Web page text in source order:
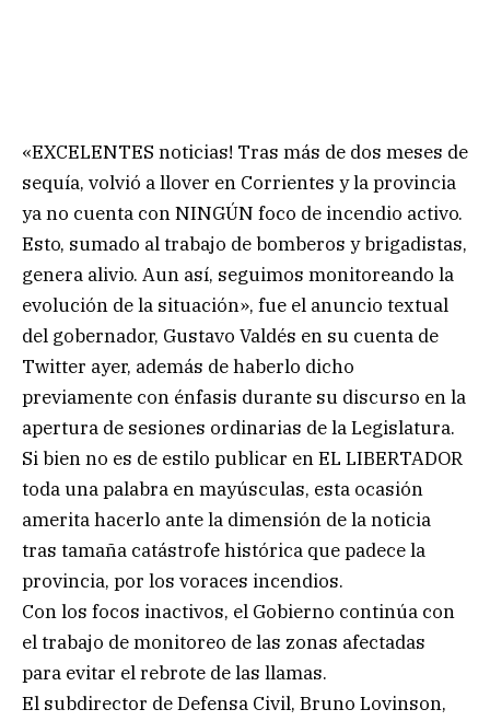
«EXCELENTES noticias! Tras más de dos meses de
sequía, volvió a llover en Corrientes y la provincia
ya no cuenta con NINGÚN foco de incendio activo.
Esto, sumado al trabajo de bomberos y brigadistas,
genera alivio. Aun así, seguimos monitoreando la
evolución de la situación», fue el anuncio textual
del gobernador, Gustavo Valdés en su cuenta de
Twitter ayer, además de haberlo dicho
previamente con énfasis durante su discurso en la
apertura de sesiones ordinarias de la Legislatura.
Si bien no es de estilo publicar en EL LIBERTADOR
toda una palabra en mayúsculas, esta ocasión
amerita hacerlo ante la dimensión de la noticia
tras tamaña catástrofe histórica que padece la
provincia, por los voraces incendios.
Con los focos inactivos, el Gobierno continúa con
el trabajo de monitoreo de las zonas afectadas
para evitar el rebrote de las llamas.
El subdirector de Defensa Civil, Bruno Lovinson,